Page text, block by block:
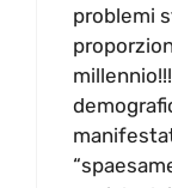
problemi